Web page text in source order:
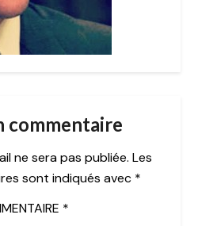
commentaire
ne sera pas publiée. Les
sont indiqués avec *
*